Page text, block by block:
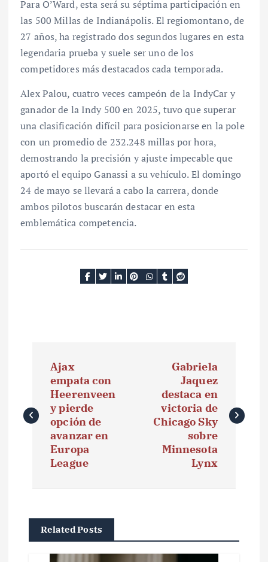
Para O’Ward, esta será su séptima participación en
las 500 Millas de Indianápolis. El regiomontano, de
27 años, ha registrado dos segundos lugares en esta
legendaria prueba y suele ser uno de los
competidores más destacados cada temporada.
Alex Palou, cuatro veces campeón de la IndyCar y
ganador de la Indy 500 en 2025, tuvo que superar
una clasificación difícil para posicionarse en la pole
con un promedio de 232.248 millas por hora,
demostrando la precisión y ajuste impecable que
aportó el equipo Ganassi a su vehículo. El domingo
24 de mayo se llevará a cabo la carrera, donde
ambos pilotos buscarán destacar en esta
emblemática competencia.
v
e
ó
Ajax
empata con
Heerenveen
y pierde
opción de
avanzar en
Europa
League
Gabriela
Jaquez
destaca en
victoria de
Chicago Sky
sobre
Minnesota
Lynx
Related Posts